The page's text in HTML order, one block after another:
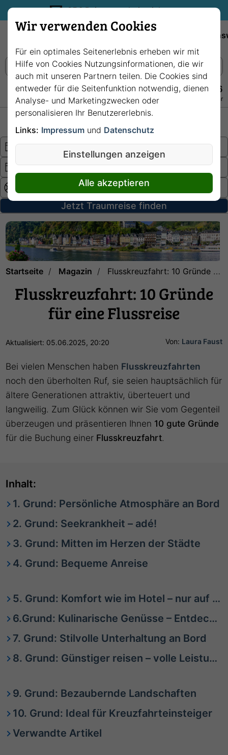
35€ Reisegutschein sichern.
+49 228 3875 7256
Persönlich · Kostenlos · Täglich 08–22 Uhr
Jetzt Traumreise finden
Startseite Magazin Flusskreuzfahrt: 10 Gründe für eine Flussreise
Flusskreuzfahrt: 10 Gründe
für eine Flussreise
Von: Laura Faust
Aktualisiert: 05.06.2025, 20:20
Bei vielen Menschen haben Flusskreuzfahrten
noch den überholten Ruf, sie seien hauptsächlich für
ältere Generationen attraktiv, überteuert und
langweilig. Zum Glück können wir Sie vom Gegenteil
überzeugen und präsentieren Ihnen 10 gute Gründe
für die Buchung einer Flusskreuzfahrt.
Inhalt:
1. Grund: Persönliche Atmosphäre an Bord
2. Grund: Seekrankheit – adé!
3. Grund: Mitten im Herzen der Städte
4. Grund: Bequeme Anreise
5. Grund: Komfort wie im Hotel – nur auf dem Wasser
6.Grund: Kulinarische Genüsse – Entdeckungsreisen für den Gaumen
7. Grund: Stilvolle Unterhaltung an Bord
8. Grund: Günstiger reisen – volle Leistung zu fairen Preisen
9. Grund: Bezaubernde Landschaften
10. Grund: Ideal für Kreuzfahrteinsteiger
Verwandte Artikel
Wir verwenden Cookies
Für ein optimales Seitenerlebnis erheben wir mit
Hilfe von Cookies Nutzungsinformationen, die wir
auch mit unseren Partnern teilen. Die Cookies sind
entweder für die Seitenfunktion notwendig, dienen
Analyse- und Marketingzwecken oder
personalisieren Ihr Benutzererlebnis.
Links: Impressum und Datenschutz
Einstellungen anzeigen
Alle akzeptieren